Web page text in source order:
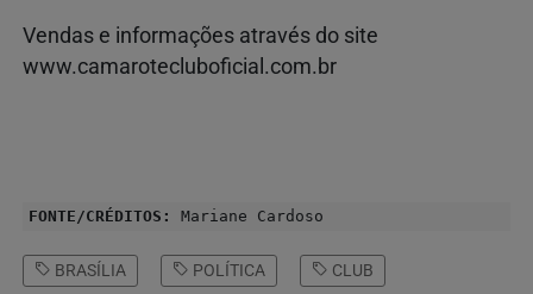
Vendas e informações através do site
www.camarotecluboficial.com.br
FONTE/CRÉDITOS: Mariane Cardoso
BRASÍLIA POLÍTICA CLUB